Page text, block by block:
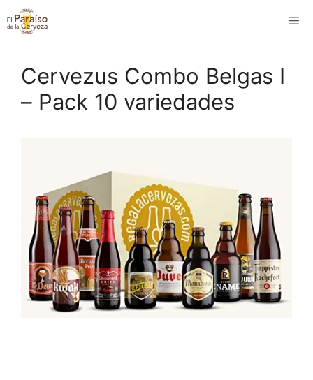
Saltar
al
Cervezus Combo Belgas I
– Pack 10 variedades